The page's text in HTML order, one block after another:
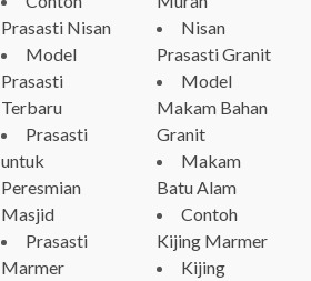
Prasasti Nisan
Model
Prasasti
Terbaru
Prasasti
untuk
Peresmian
Masjid
Prasasti
Marmer
Nisan
Prasasti Granit
Model
Makam Bahan
Granit
Makam
Batu Alam
Contoh
Kijing Marmer
Kijing